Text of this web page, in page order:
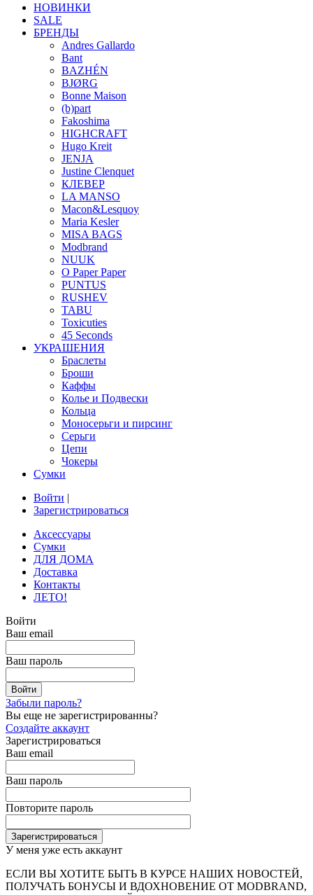
НОВИНКИ
SALE
БРЕНДЫ
Andres Gallardo
Bant
BAZHÉN
BJØRG
Bonne Maison
(b)part
Fakoshima
HIGHCRAFT
Hugo Kreit
JENJA
Justine Clenquet
КЛЕВЕР
LA MANSO
Macon&Lesquoy
Maria Kesler
MISA BAGS
Modbrand
NUUK
O Paper Paper
PUNTUS
RUSHEV
TABU
Toxicuties
45 Seconds
УКРАШЕНИЯ
Браслеты
Броши
Каффы
Колье и Подвески
Кольца
Моносерьги и пирсинг
Серьги
Цепи
Чокеры
Сумки
Войти |
Зарегистрироваться
Аксессуары
Сумки
ДЛЯ ДОМА
Доставка
Контакты
ЛЕТО!
Войти
Ваш email
Ваш пароль
Забыли пароль?
Вы еще не зарегистрированны?
Создайте аккаунт
Зарегистрироваться
Ваш email
Ваш пароль
Повторите пароль
У меня уже есть аккаунт
ЕСЛИ ВЫ ХОТИТЕ БЫТЬ В КУРСЕ НАШИХ НОВОСТЕЙ,
ПОЛУЧАТЬ БОНУСЫ И ВДОХНОВЕНИЕ ОТ MODBRAND,